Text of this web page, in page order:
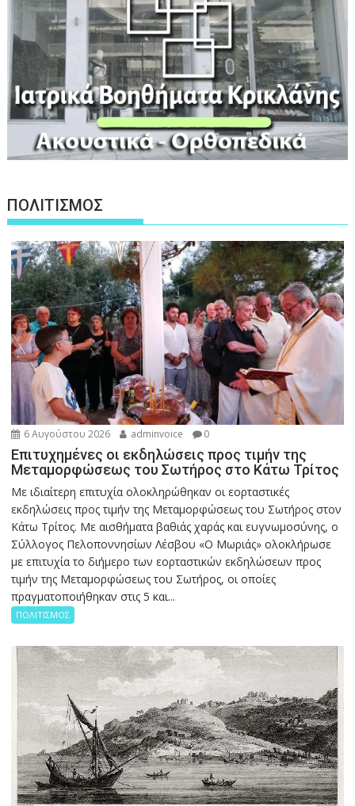
ΠΟΛΙΤΙΣΜΟΣ
6 Αυγούστου 2026 adminvoice 0
Επιτυχημένες οι εκδηλώσεις προς τιμήν της
Μεταμορφώσεως του Σωτήρος στο Κάτω Τρίτος
Με ιδιαίτερη επιτυχία ολοκληρώθηκαν οι εορταστικές
εκδηλώσεις προς τιμήν της Μεταμορφώσεως του Σωτήρος στον
Κάτω Τρίτος. Με αισθήματα βαθιάς χαράς και ευγνωμοσύνης, ο
Σύλλογος Πελοποννησίων Λέσβου «Ο Μωριάς» ολοκλήρωσε
με επιτυχία το διήμερο των εορταστικών εκδηλώσεων προς
τιμήν της Μεταμορφώσεως του Σωτήρος, οι οποίες
πραγματοποιήθηκαν στις 5 και...
ΠΟΛΙΤΙΣΜΟΣ